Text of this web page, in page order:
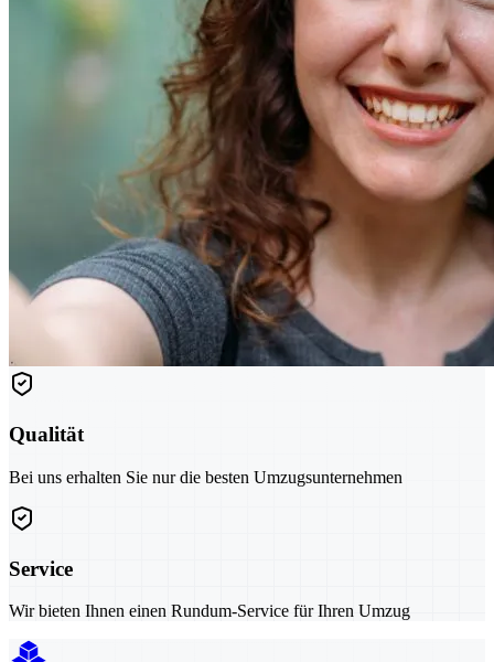
Qualität
Bei uns erhalten Sie nur die besten Umzugsunternehmen
Service
Wir bieten Ihnen einen Rundum-Service für Ihren Umzug